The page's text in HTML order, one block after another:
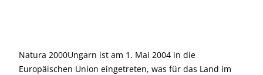
Natura 2000Ungarn ist am 1. Mai 2004 in die
Europäischen Union eingetreten, was für das Land im